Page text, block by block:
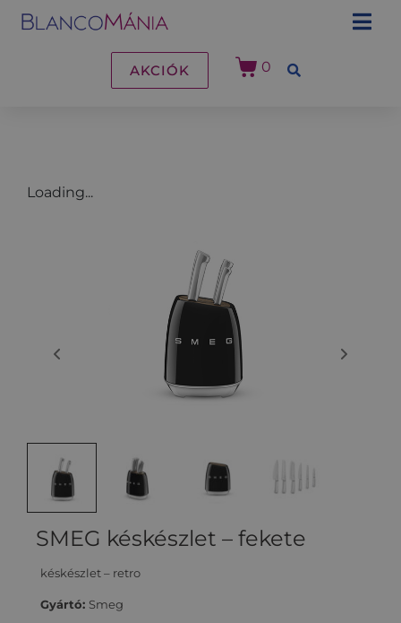
AKCIÓK 0
Loading...
SMEG késkészlet – fekete
késkészlet – retro
Gyártó: Smeg